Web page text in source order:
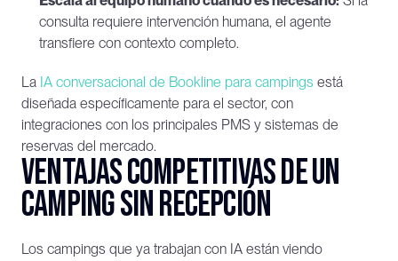
consulta requiere intervención humana, el agente
transfiere con contexto completo.
La IA conversacional de Bookline para campings está
diseñada específicamente para el sector, con
integraciones con los principales PMS y sistemas de
reservas del mercado.
Ventajas competitivas de un
camping sin recepción
Los campings que ya trabajan con IA están viendo